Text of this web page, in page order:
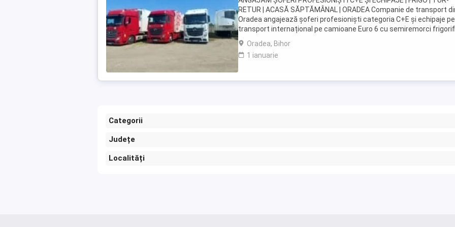
RETUR | ACASĂ SĂPTĂMÂNAL | ORADEA Companie de transport
Oradea angajează șoferi profesioniști categoria C+E și echipaje
transport internațional pe camioane Euro 6 cu semiremorci
Căutăm persoane serioase, responsabile ...
Oradea, Bihor
1 ianuarie
Categorii
Județe
Localități